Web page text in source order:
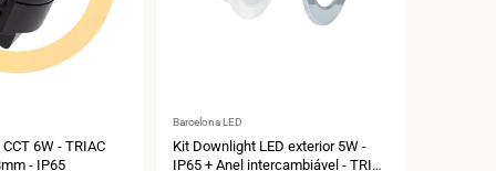
6W - TRIAC
- IP65
Fornecedor:
Barcelona LED
Kit Downlight LED exterior 5W -
IP65 + Anel intercambiável - TRIAC